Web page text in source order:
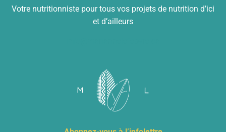
Votre nutritionniste pour tous vos projets de nutrition d’ici
et d’ailleurs